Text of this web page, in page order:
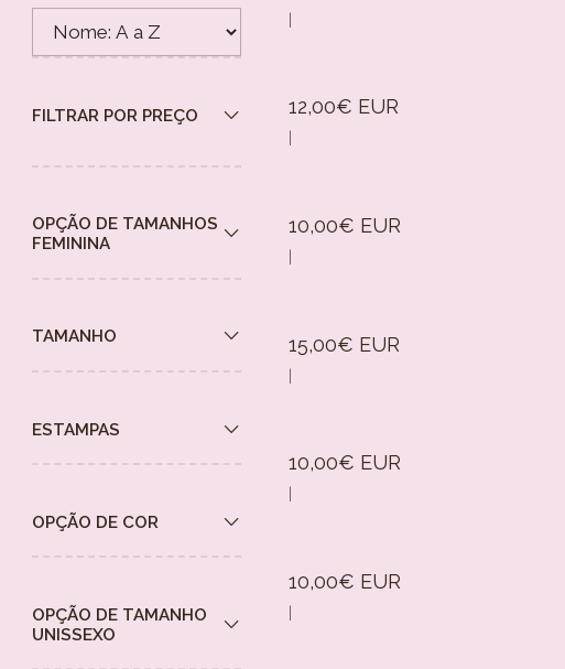
FILTRAR POR PREÇO
OPÇÃO DE TAMANHOS
FEMININA
TAMANHO
ESTAMPAS
OPÇÃO DE COR
OPÇÃO DE TAMANHO
UNISSEXO
12,00€ EUR
10,00€ EUR
15,00€ EUR
10,00€ EUR
10,00€ EUR